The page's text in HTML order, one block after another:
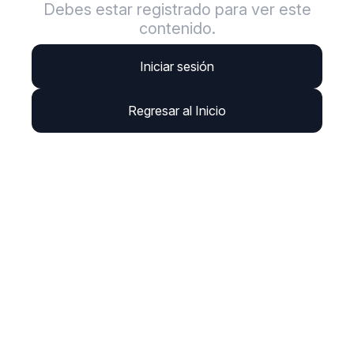
Debes estar registrado para ver este
contenido.
Iniciar sesión
Regresar al Inicio